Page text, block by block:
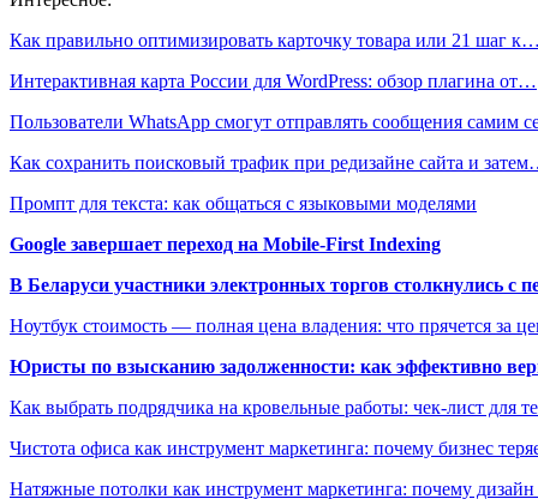
Как правильно оптимизировать карточку товара или 21 шаг к…
Интерактивная карта России для WordPress: обзор плагина от…
Пользователи WhatsApp смогут отправлять сообщения самим
Как сохранить поисковый трафик при редизайне сайта и
Промпт для текста: как общаться с языковыми моделями
Google завершает переход на Mobile-First Indexing
В Беларуси участники электронных торгов столкнулись с
Ноутбук стоимость — полная цена владения: что прячется за
Юристы по взысканию задолженности: как эффективно
Как выбрать подрядчика на кровельные работы: чек-лист для
Чистота офиса как инструмент маркетинга: почему бизнес
Натяжные потолки как инструмент маркетинга: почему